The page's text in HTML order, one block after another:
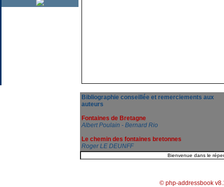
Bibliographie conseillée et remerciements aux
auteurs
Fontaines de Bretagne
Albert Poulain - Bernard Rio
Le chemin des fontaines bretonnes
Roger LE DEUNFF
© php-addressbook